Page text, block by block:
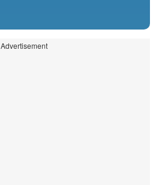
Advertisement